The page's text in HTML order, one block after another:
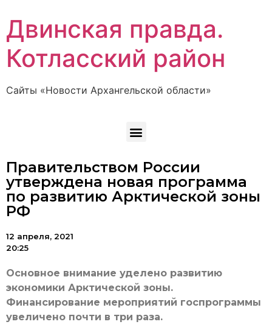
Двинская правда.
Котласский район
Сайты «Новости Архангельской области»
Правительством России
утверждена новая программа
по развитию Арктической зоны
РФ
12 апреля, 2021
20:25
Основное внимание уделено развитию
экономики Арктической зоны.
Финансирование мероприятий госпрограммы
увеличено почти в три раза.